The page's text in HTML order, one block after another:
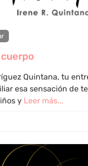
Quintana, tu
esa sensación de
y Leer más...